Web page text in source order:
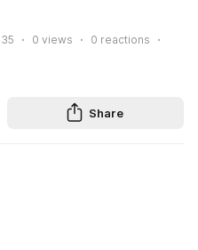
0 views 0 reactions
Share